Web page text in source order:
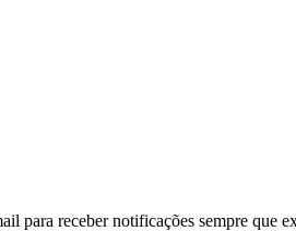
para receber notificações sempre que